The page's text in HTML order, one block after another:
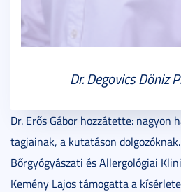
Dr. Degovics Döniz
Dr. Erős Gábor hozzátette: nagyon
tagjainak, a kutatáson dolgozóknak.
Bőrgyógyászati és Allergológiai
Kemény Lajos támogatta a